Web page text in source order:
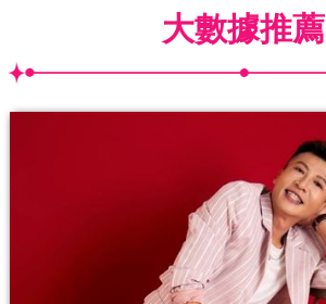
大數據推薦